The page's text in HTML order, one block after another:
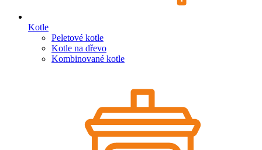
Kotle
Peletové kotle
Kotle na dřevo
Kombinované kotle